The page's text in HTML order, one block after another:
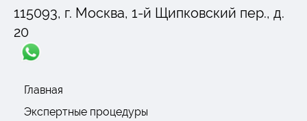
115093, г. Москва, 1-й Щипковский пер., д.
20
Главная
Экспертные процедуры